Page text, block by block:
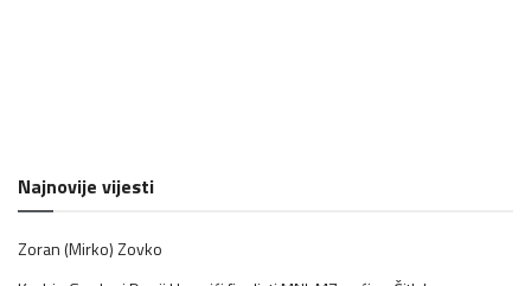
Najnovije vijesti
Zoran (Mirko) Zovko